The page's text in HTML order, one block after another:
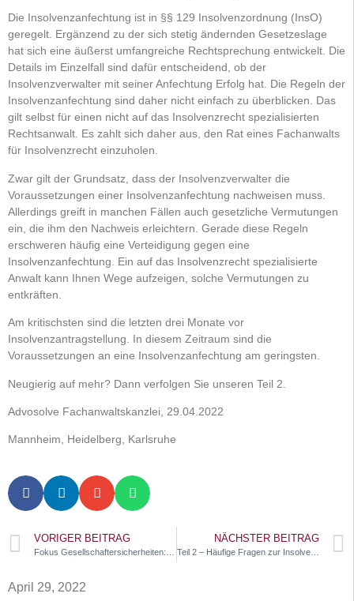
Die Insolvenzanfechtung ist in §§ 129 Insolvenzordnung (InsO)
geregelt. Ergänzend zu der sich stetig ändernden Gesetzeslage
hat sich eine äußerst umfangreiche Rechtsprechung entwickelt. Die
Details im Einzelfall sind dafür entscheidend, ob der
Insolvenzverwalter mit seiner Anfechtung Erfolg hat. Die Regeln der
Insolvenzanfechtung sind daher nicht einfach zu überblicken. Das
gilt selbst für einen nicht auf das Insolvenzrecht spezialisierten
Rechtsanwalt. Es zahlt sich daher aus, den Rat eines Fachanwalts
für Insolvenzrecht einzuholen.
Zwar gilt der Grundsatz, dass der Insolvenzverwalter die
Voraussetzungen einer Insolvenzanfechtung nachweisen muss.
Allerdings greift in manchen Fällen auch gesetzliche Vermutungen
ein, die ihm den Nachweis erleichtern. Gerade diese Regeln
erschweren häufig eine Verteidigung gegen eine
Insolvenzanfechtung. Ein auf das Insolvenzrecht spezialisierte
Anwalt kann Ihnen Wege aufzeigen, solche Vermutungen zu
entkräften.
Am kritischsten sind die letzten drei Monate vor
Insolvenzantragstellung. In diesem Zeitraum sind die
Voraussetzungen an eine Insolvenzanfechtung am geringsten.
Neugierig auf mehr? Dann verfolgen Sie unseren Teil 2.
Advosolve Fachanwaltskanzlei, 29.04.2022
Mannheim, Heidelberg, Karlsruhe
VORIGER BEITRAG NÄCHSTER BEITRAG
April 29, 2022